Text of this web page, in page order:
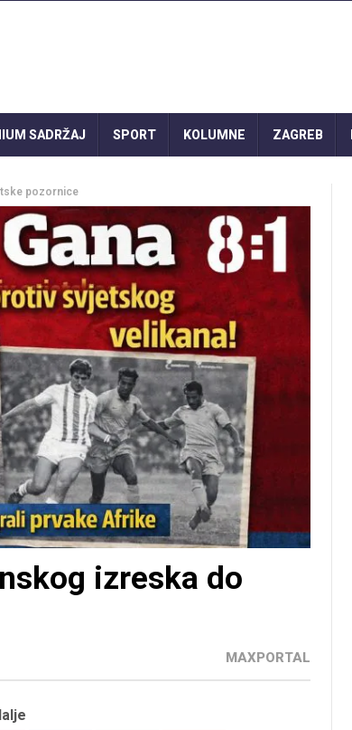
SADRŽAJ SPORT KOLUMNE ZAGREB
pozornice
izreska do
MAXPORTAL